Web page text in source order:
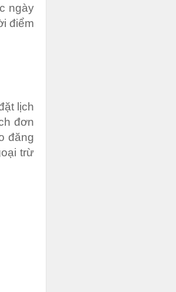
ngày
điểm
lịch
đơn
đăng
trừ